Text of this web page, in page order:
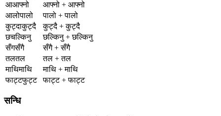
आआफ्नो
आफ्नो + आफ्नो
आलोपालो
पालो + पालो
कुट्दाकुट्दै
कुट्दै + कुट्दै
छचल्किनु
छल्किनु + छल्किनु
सँगसँगै
सँगै + सँगै
तलतल
तल + तल
माथिमाथि
माथि + माथि
फाट्टफुट्ट
फाट्ट + फाट्ट
सन्धि